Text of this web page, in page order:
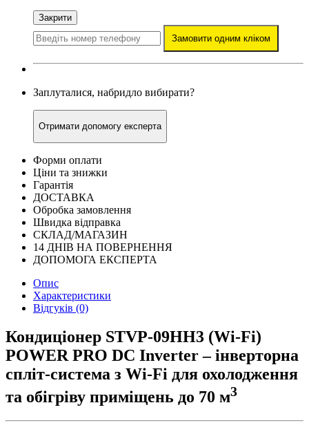
Закрити
Замовити одним кліком
Заплуталися, набридло вибирати?
Отримати допомогу експерта
Форми оплати
Ціни та знижки
Гарантія
ДОСТАВКА
Обробка замовлення
Швидка відправка
СКЛАД/МАГАЗИН
14 ДНІВ НА ПОВЕРНЕННЯ
ДОПОМОГА ЕКСПЕРТА
Опис
Характеристики
Відгуків (0)
Кондиціонер STVP-09HH3 (Wi-Fi)
POWER PRO DC Inverter – інверторна
спліт-система з Wi-Fi для охолодження
та обігріву приміщень до 70 м3